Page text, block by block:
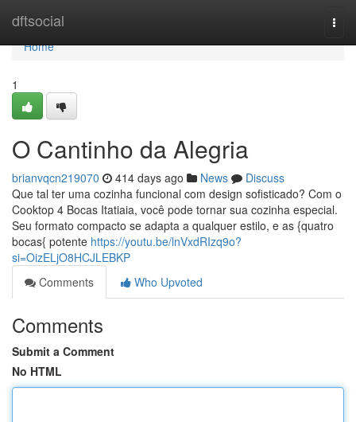
dftsocial
Home
Home
1
O Cantinho da Alegria
brianvqcn219070 414 days ago News
Discuss
Que tal ter uma cozinha funcional com design sofisticado? Com o
Cooktop 4 Bocas Itatiaia, você pode tornar sua cozinha especial.
Seu formato compacto se adapta a qualquer estilo, e as {quatro
bocas{ potente https://youtu.be/lnVxdRIzq9o?
si=OizELjO8HCJLEBKP
Comments
Who Upvoted
Comments
Submit a Comment
No HTML